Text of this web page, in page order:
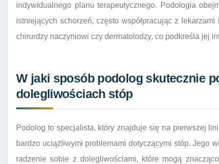
indywidualnego planu terapeutycznego. Podologia
istniejących schorzeń, często współpracując z
chirurdzy naczyniowi czy dermatolodzy, co podkreśla jej
W jaki sposób podolog skutecznie
dolegliwościach stóp
Podolog to specjalista, który znajduje się na pierwszej
bardzo uciążliwymi problemami dotyczącymi stóp. Jego
radzenie sobie z dolegliwościami, które mogą